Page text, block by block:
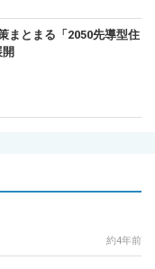
まとまる「2050先導型住
約4年前